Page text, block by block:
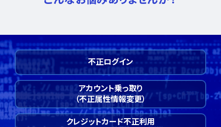
不正ログイン
アカウント乗っ取り
（不正属性情報変更）
クレジットカード不正利用